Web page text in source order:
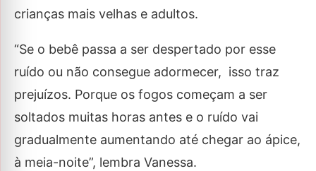
crianças mais velhas e adultos.
“Se o bebê passa a ser despertado por esse
ruído ou não consegue adormecer, isso traz
prejuízos. Porque os fogos começam a ser
soltados muitas horas antes e o ruído vai
gradualmente aumentando até chegar ao ápice,
à meia-noite”, lembra Vanessa.